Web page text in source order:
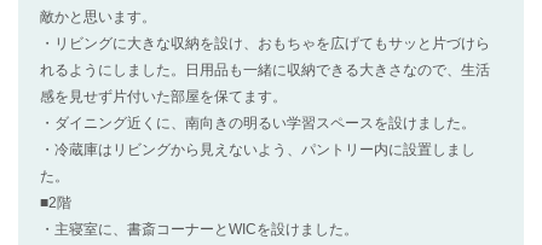
敵かと思います。
・リビングに大きな収納を設け、おもちゃを広げてもサッと片づけら
れるようにしました。日用品も一緒に収納できる大きさなので、生活
感を見せず片付いた部屋を保てます。
・ダイニング近くに、南向きの明るい学習スペースを設けました。
・冷蔵庫はリビングから見えないよう、パントリー内に設置しまし
た。
■2階
・主寝室に、書斎コーナーとWICを設けました。